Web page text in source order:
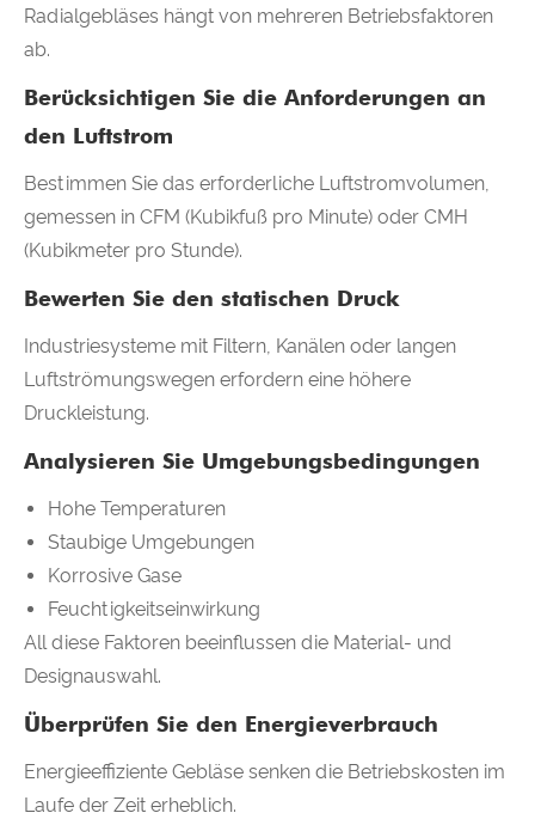
Radialgebläses hängt von mehreren Betriebsfaktoren
ab.
Berücksichtigen Sie die Anforderungen an
den Luftstrom
Bestimmen Sie das erforderliche Luftstromvolumen,
gemessen in CFM (Kubikfuß pro Minute) oder CMH
(Kubikmeter pro Stunde).
Bewerten Sie den statischen Druck
Industriesysteme mit Filtern, Kanälen oder langen
Luftströmungswegen erfordern eine höhere
Druckleistung.
Analysieren Sie Umgebungsbedingungen
Hohe Temperaturen
Staubige Umgebungen
Korrosive Gase
Feuchtigkeitseinwirkung
All diese Faktoren beeinflussen die Material- und
Designauswahl.
Überprüfen Sie den Energieverbrauch
Energieeffiziente Gebläse senken die Betriebskosten im
Laufe der Zeit erheblich.